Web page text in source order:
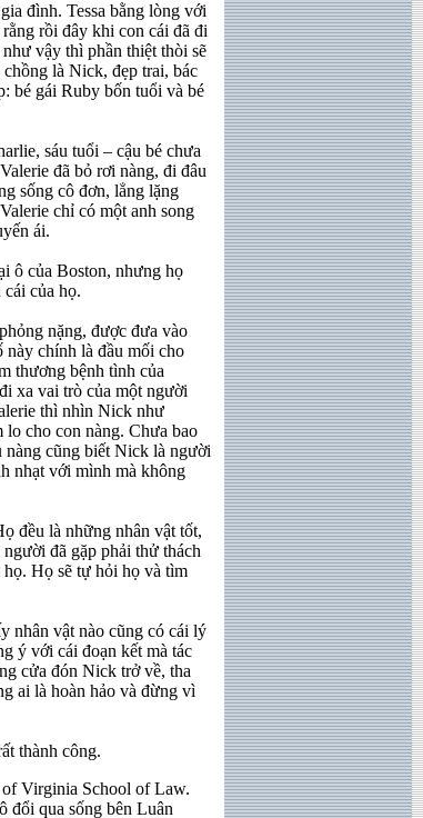
đình. Tessa bằng lòng với
rồi đây khi con cái đã đi
vậy thì phần thiệt thòi sẽ
là Nick, đẹp trai, bác
bé gái Ruby bốn tuổi và bé
sáu tuổi – cậu bé chưa
đã bỏ rơi nàng, đi đâu
sống cô đơn, lẳng lặng
chỉ có một anh song
ái.
ô của Boston, nhưng họ
của họ.
nặng, được đưa vào
này chính là đầu mối cho
thương bệnh tình của
xa vai trò của một người
thì nhìn Nick như
cho con nàng. Chưa bao
nàng cũng biết Nick là người
nhạt với mình mà không
đều là những nhân vật tốt,
đã gặp phải thử thách
họ. Họ sẽ tự hỏi họ và tìm
nhân vật nào cũng có cái lý
ý với cái đoạn kết mà tác
cửa đón Nick trở về, tha
ai là hoàn hảo và đừng vì
thành công.
Virginia School of Law.
đổi qua sống bên Luân